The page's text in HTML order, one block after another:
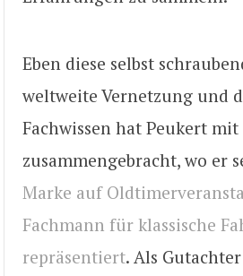
Eben diese selbst
weltweite Vernetzung und
Fachwissen hat Peukert mit
zusammengebracht, wo er
Marke auf
Fachmann für klassische
repräsentiert. Als